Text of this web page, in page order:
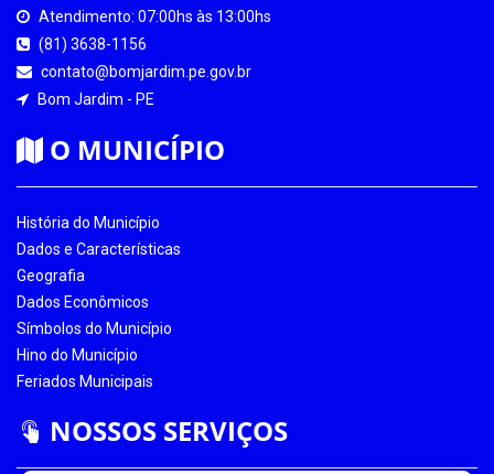
Atendimento: 07:00hs às 13:00hs
(81) 3638-1156
contato@bomjardim.pe.gov.br
Bom Jardim - PE
O MUNICÍPIO
História do Município
Dados e Características
Geografia
Dados Econômicos
Símbolos do Município
Hino do Município
Feriados Municipais
NOSSOS SERVIÇOS